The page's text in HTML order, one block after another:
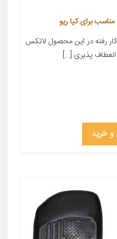
رفته در این محصول لاتکس
پذیری […]
و خرید